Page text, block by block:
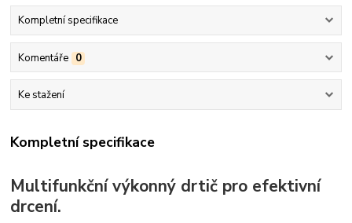
Kompletní specifikace
Komentáře 0
Ke stažení
Kompletní specifikace
Multifunkční výkonný drtič pro efektivní
drcení.